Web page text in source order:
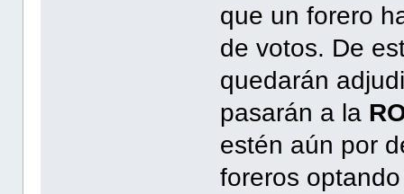
que un forero
de votos. De
quedarán
pasarán a la
estén aún por
foreros